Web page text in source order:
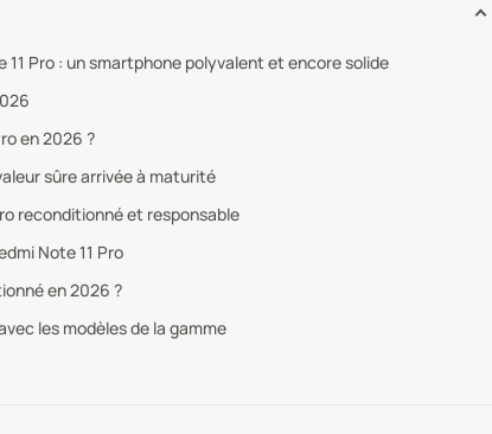
Pro : un smartphone polyvalent et encore solide
en 2026 ?
sûre arrivée à maturité
reconditionné et responsable
Note 11 Pro
en 2026 ?
les modèles de la gamme